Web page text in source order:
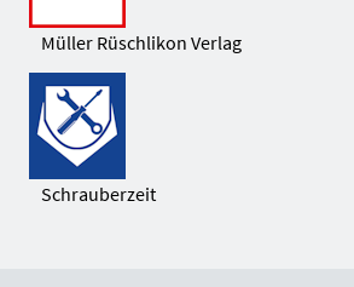
Müller Rüschlikon Verlag
Schrauberzeit